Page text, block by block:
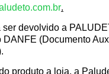
.
ser devolvido a
DANFE (Documento
produto a loja, a